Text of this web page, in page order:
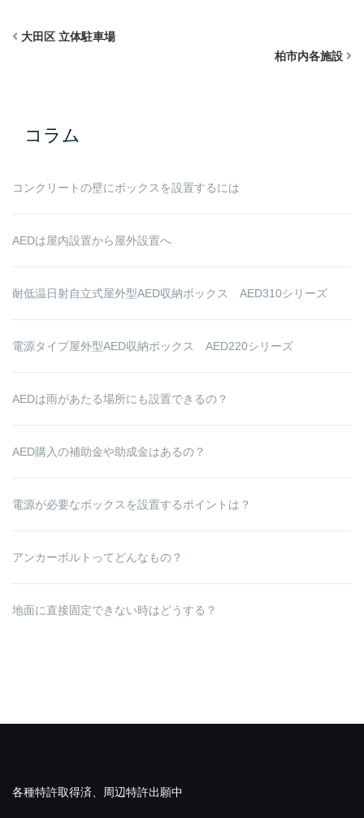
大田区 立体駐車場
柏市内各施設
コラム
コンクリートの壁にボックスを設置するには
AEDは屋内設置から屋外設置へ
耐低温日射自立式屋外型AED収納ボックス AED310シリーズ
電源タイプ屋外型AED収納ボックス AED220シリーズ
AEDは雨があたる場所にも設置できるの？
AED購入の補助金や助成金はあるの？
電源が必要なボックスを設置するポイントは？
アンカーボルトってどんなもの？
地面に直接固定できない時はどうする？
各種特許取得済、周辺特許出願中